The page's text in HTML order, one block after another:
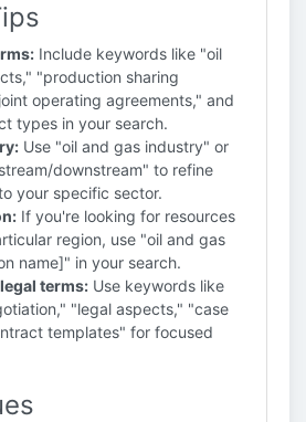
Include keywords like "oil
"production sharing
operating agreements," and
types in your search.
Use "oil and gas industry" or
downstream" to refine
your specific sector.
If you're looking for resources
region, use "oil and gas
name]" in your search.
terms: Use keywords like
"legal aspects," "case
templates" for focused